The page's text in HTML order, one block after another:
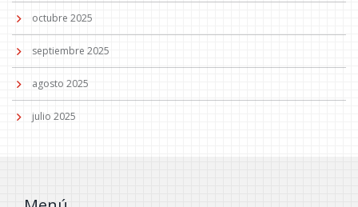
octubre 2025
septiembre 2025
agosto 2025
julio 2025